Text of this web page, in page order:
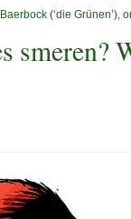
(‘die Grünen’),
smeren?